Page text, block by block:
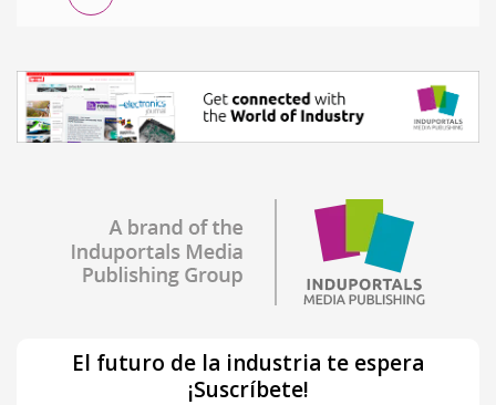
El futuro de la industria te espera
¡Suscríbete!